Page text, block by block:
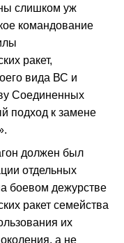
слишком уж
командование
ракет,
вида ВС и
Соединенных
подход к замене
должен был
отдельных
боевом дежурстве
ракет семейства
их
а не